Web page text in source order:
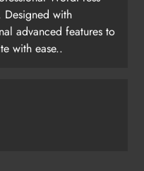
Designed with
advanced features to
with ease..